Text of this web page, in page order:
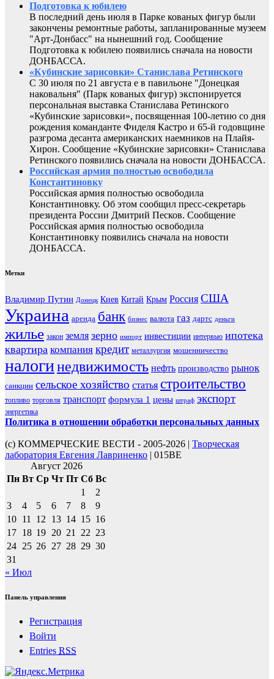
Подготовка к юбилею
В последний день июля в Парке кованых фигур были
закончены ремонтные работы, запланированные музеем
"Арт-Донбасс" на нынешний год. Сообщение
Подготовка к юбилею появились сначала на новости
ДОНБАССА.
«Кубинские зарисовки» Станислава Ретинского
С 30 июля по 21 августа е в павильоне "Донецкая
наковальня" (Парк кованых фигур) экспонируется
персональная выставка Станислава Ретинского
«Кубинские зарисовки», посвященная 100-летию со дня
рождения команданте Фиделя Кастро и 65-й годовщине
разгрома десанта американских наемников на Плайя-
Хирон. Сообщение «Кубинские зарисовки» Станислава
Ретинского появились сначала на новости ДОНБАССА.
Российская армия полностью освободила
Константиновку
Российская армия полностью освободила
Константиновку. Об этом сообщил пресс-секретарь
президента России Дмитрий Песков. Сообщение
Российская армия полностью освободила
Константиновку появились сначала на новости
ДОНБАССА.
Метки
Владимир Путин Донецк Киев Китай Крым Россия США
Украина аренда банк бизнес валюта газ дартс деньги
жилье закон земля зерно импорт инвестиции интервью ипотека
квартира компания кредит металлургия мошенничество
налогинедвижимость нефть производство рынок
санкции сельское хозяйство статья строительство
топливо торговля транспорт формула 1 цены штраф экспорт
энергетика
Политика в отношении обработки персональных данных
(с) КОММЕРЧЕСКИЕ ВЕСТИ - 2005-2026 | Творческая
лаборатория Евгения Лавриненко | 015BE
Август 2026
Пн Вт Ср Чт Пт Сб Вс
1
2
3
4 5 6 7 8
9
10 11 12 13 14 15 16
17 18 19 20 21 22 23
24 25 26 27 28 29 30
31
« Июл
Панель управления
Регистрация
Войти
Entries RSS